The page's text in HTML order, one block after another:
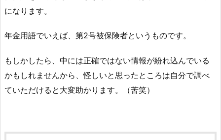
になります。
年金用語でいえば、第2号被保険者というものです。
もしかしたら、中には正確ではない情報が紛れ込んでいる
かもしれませんから、怪しいと思ったところは自分で調べ
ていただけると大変助かります。（苦笑）